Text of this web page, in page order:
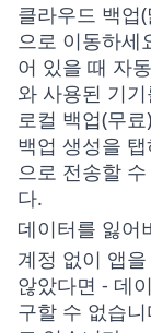
클라우드 백업
으로 이동하세
어 있을 때 자
와 사용된 기
로컬 백업(무료)
백업 생성을
으로 전송할
다.
데이터를 잃어
계정 없이 앱
않았다면 - 데
구할 수 없습